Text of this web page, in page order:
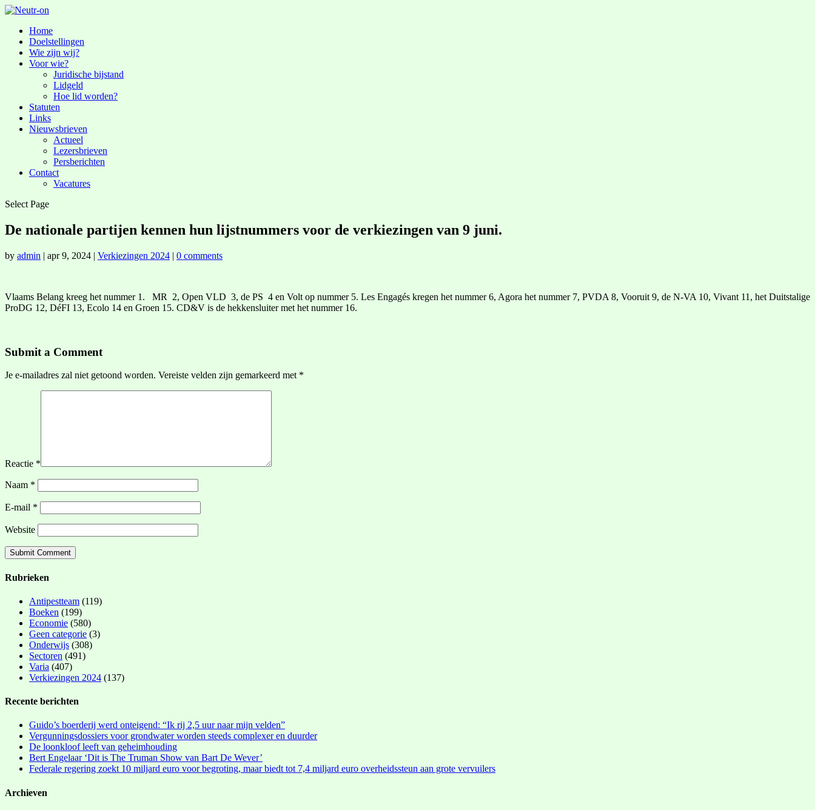
Home
Doelstellingen
Wie zijn wij?
Voor wie?
Juridische bijstand
Lidgeld
Hoe lid worden?
Statuten
Links
Nieuwsbrieven
Actueel
Lezersbrieven
Persberichten
Contact
Vacatures
Select Page
De nationale partijen kennen hun lijstnummers voor de verkiezingen van 9 juni.
by admin | apr 9, 2024 | Verkiezingen 2024 | 0 comments
Vlaams Belang kreeg het nummer 1. MR 2, Open VLD 3, de PS 4 en Volt op nummer 5. Les Engagés kregen het nummer 6, Agora het nummer 7, PVDA 8, Vooruit 9, de N-VA 10, Vivant 11, het Duitstalige
ProDG 12, DéFI 13, Ecolo 14 en Groen 15. CD&V is de hekkensluiter met het nummer 16.
Submit a Comment
Je e-mailadres zal niet getoond worden. Vereiste velden zijn gemarkeerd met *
Reactie *
Naam *
E-mail *
Website
Rubrieken
Antipestteam (119)
Boeken (199)
Economie (580)
Geen categorie (3)
Onderwijs (308)
Sectoren (491)
Varia (407)
Verkiezingen 2024 (137)
Recente berichten
Guido’s boerderij werd onteigend: “Ik rij 2,5 uur naar mijn velden”
Vergunningsdossiers voor grondwater worden steeds complexer en duurder
De loonkloof leeft van geheimhouding
Bert Engelaar ‘Dit is The Truman Show van Bart De Wever’
Federale regering zoekt 10 miljard euro voor begroting, maar biedt tot 7,4 miljard euro overheidssteun aan grote vervuilers
Archieven